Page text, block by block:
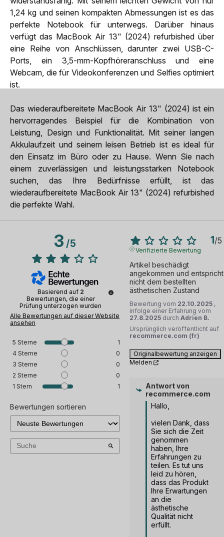
1,24 kg und seinen kompakten Abmessungen ist es das
perfekte Notebook für unterwegs. Darüber hinaus
verfügt das MacBook Air 13" (2024) refurbished über
eine Reihe von Anschlüssen, darunter zwei USB-C-
Ports, ein 3,5-mm-Kopfhöreranschluss und eine
Webcam, die für Videokonferenzen und Selfies optimiert
ist.
Das wiederaufbereitete MacBook Air 13" (2024) ist ein
hervorragendes Beispiel für die Kombination von
Leistung, Design und Funktionalität. Mit seiner langen
Akkulaufzeit und seinem leisen Betrieb ist es ideal für
den Einsatz im Büro oder zu Hause. Wenn Sie nach
einem zuverlässigen und leistungsstarken Notebook
suchen, das Ihre Bedürfnisse erfüllt, ist das
wiederaufbereitete MacBook Air 13" (2024) refurbished
die perfekte Wahl.
3/5
Basierend auf 2
Bewertungen, die einer
Prüfung unterzogen wurden
Alle Bewertungen auf dieser Website
ansehen
5 Sterne
1
4 Sterne
0
3 Sterne
0
2 Sterne
0
1 Stern 1
Bewertungen sortieren
1/5
Verifizierte Bewertung
Artikel beschädigt
angekommen und entspricht
nicht dem bestellten
ästhetischen Zustand
Bewertung vom 22.10.2025 ,
infolge einer Erfahrung vom
27.8.2025 durch Adrien B.
Ursprünglich veröffentlicht auf
recommerce.com (fr)
Originalbewertung anzeigen
Melden
Antwort von
recommerce.com
Hallo,
vielen Dank, dass
Sie sich die Zeit
genommen
haben, Ihre
Erfahrungen zu
teilen. Es tut uns
leid zu hören,
dass das Produkt
Ihre Erwartungen
an die
ästhetische
Qualität nicht
erfüllt.